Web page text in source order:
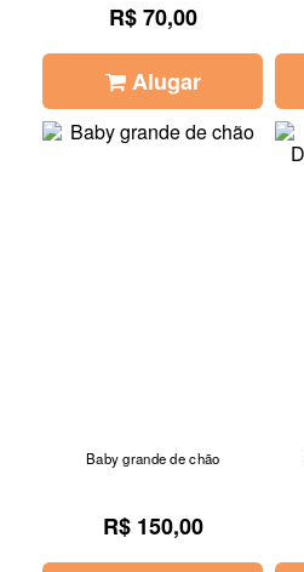
R$ 70,00
Alugar
Baby grande de chão
R$ 150,00